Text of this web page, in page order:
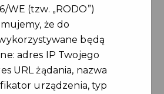
WE (tzw. „RODO”)
że do
będą
adres IP Twojego
URL żądania, nazwa
urządzenia, typ